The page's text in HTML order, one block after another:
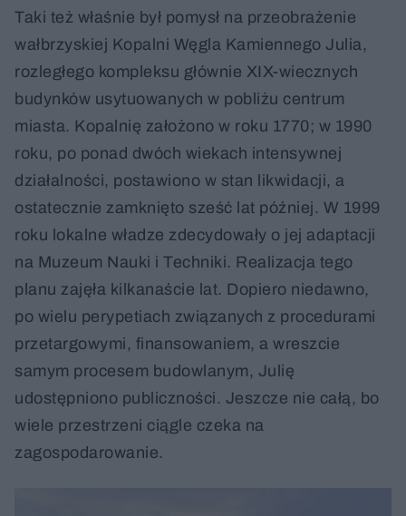
Taki też właśnie był pomysł na przeobrażenie
wałbrzyskiej Kopalni Węgla Kamiennego Julia,
rozległego kompleksu głównie XIX-wiecznych
budynków usytuowanych w pobliżu centrum
miasta. Kopalnię założono w roku 1770; w 1990
roku, po ponad dwóch wiekach intensywnej
działalności, postawiono w stan likwidacji, a
ostatecznie zamknięto sześć lat później. W 1999
roku lokalne władze zdecydowały o jej adaptacji
na Muzeum Nauki i Techniki. Realizacja tego
planu zajęła kilkanaście lat. Dopiero niedawno,
po wielu perypetiach związanych z procedurami
przetargowymi, finansowaniem, a wreszcie
samym procesem budowlanym, Julię
udostępniono publiczności. Jeszcze nie całą, bo
wiele przestrzeni ciągle czeka na
zagospodarowanie.